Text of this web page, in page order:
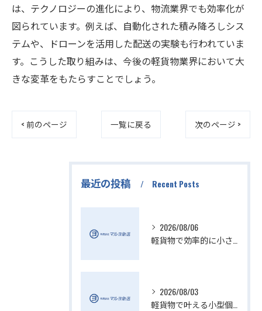
は、テクノロジーの進化により、物流業界でも効率化が
図られています。例えば、自動化された積み降ろしシス
テムや、ドローンを活用した配送の実験も行われていま
す。こうした取り組みは、今後の軽貨物業界において大
きな変革をもたらすことでしょう。
< 前のページ 一覧に戻る 次のページ >
最近の投稿 Recent Posts
2026/08/06
2026/08/03